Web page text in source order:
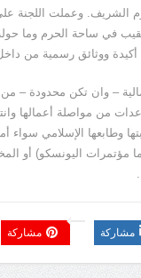
الشريف. وعملت اللجنة
في ساحة الحرم وما
ووثائق رسمية من
– وان تكن محدودة – من
من مواصلة أعمالها
وطابعها الإسلامي سواء
سيما مؤتمرات اليونسكو)
مشاركة مشاركة